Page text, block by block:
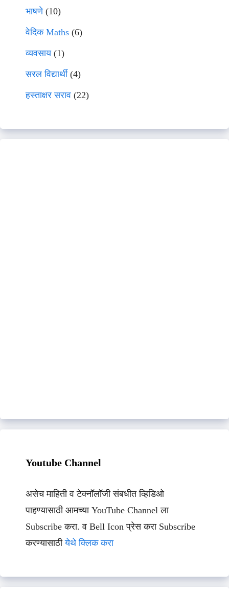
भाषणे(10)
वेदिक Maths (6)
व्यवसाय(1)
सरल विद्यार्थी(4)
हस्ताक्षर सराव (22)
Youtube Channel
असेच माहिती व टेक्नॉलॉजी संबधीत व्हिडिओ
पाहण्यासाठी आमच्या YouTube Channel ला
Subscribe करा. व Bell Icon प्रेस करा Subscribe
करण्यासाठीयेथे क्लिक करा